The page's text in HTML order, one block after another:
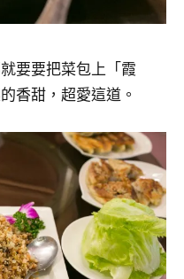
要要把菜包上「霞
香甜，超愛這道。